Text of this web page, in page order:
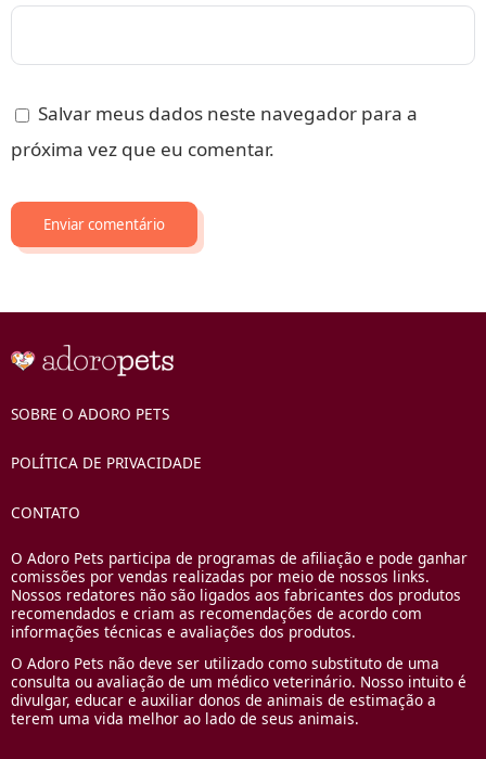
Salvar meus dados neste navegador para a
próxima vez que eu comentar.
SOBRE O ADORO PETS
POLÍTICA DE PRIVACIDADE
CONTATO
O Adoro Pets participa de programas de afiliação e pode ganhar
comissões por vendas realizadas por meio de nossos links.
Nossos redatores não são ligados aos fabricantes dos produtos
recomendados e criam as recomendações de acordo com
informações técnicas e avaliações dos produtos.
O Adoro Pets não deve ser utilizado como substituto de uma
consulta ou avaliação de um médico veterinário. Nosso intuito é
divulgar, educar e auxiliar donos de animais de estimação a
terem uma vida melhor ao lado de seus animais.